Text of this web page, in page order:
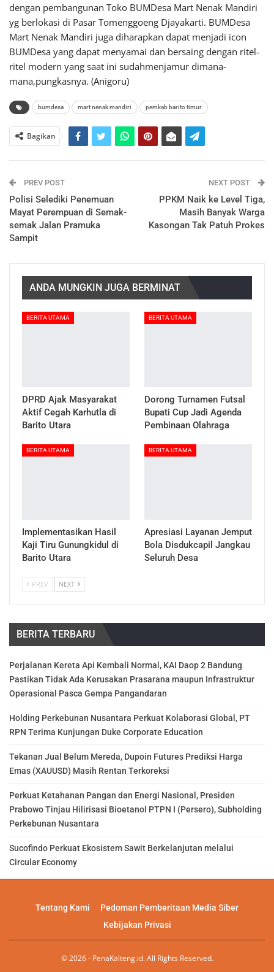
dengan pembangunan Toko BUMDesa Mart Nenak Mandiri
yg berlokasi di Pasar Tomenggoeng Djayakarti. BUMDesa
Mart Nenak Mandiri juga diharapkan dapat menjadi icon
BUMDesa yang dapat menyamai dan bersaing dengan ritel-
ritel modern yang saat ini sudahmenjamur dimana-
mana,pungkasnya. (Anigoru)
bumdesa mart nenak mandiri pemkab barito timur
Bagikan
PREV POST
Polisi Selediki Penemuan
Mayat Perempuan di Semak-
semak Jalan Pramuka
Sampit
NEXT POST
PPKM Naik ke Level Tiga,
Masih Banyak Warga
Kasongan Tak Patuh Prokes
ANDA MUNGKIN JUGA BERMINAT
BERITA UTAMA
DPRD Ajak Masyarakat
Aktif Cegah Karhutla di
Barito Utara
BERITA UTAMA
Dorong Turnamen Futsal
Bupati Cup Jadi Agenda
Pembinaan Olahraga
BERITA UTAMA
Implementasikan Hasil
Kaji Tiru Gunungkidul di
Barito Utara
BERITA UTAMA
Apresiasi Layanan Jemput
Bola Disdukcapil Jangkau
Seluruh Desa
PREV NEXT
BERITA TERBARU
Perjalanan Kereta Api Kembali Normal, KAI Daop 2 Bandung
Pastikan Tidak Ada Kerusakan Prasarana maupun Infrastruktur
Operasional Pasca Gempa Pangandaran
Holding Perkebunan Nusantara Perkuat Kolaborasi Global, PT
RPN Terima Kunjungan Duke Corporate Education
Tekanan Jual Belum Mereda, Dupoin Futures Prediksi Harga
Emas (XAUUSD) Masih Rentan Terkoreksi
Perkuat Ketahanan Pangan dan Energi Nasional, Presiden
Prabowo Tinjau Hilirisasi Bioetanol PTPN I (Persero), Subholding
Perkebunan Nusantara
Sucofindo Perkuat Ekosistem Sawit Berkelanjutan melalui
Circular Economy
Tentang Kami
Pedoman Pemberitaan Media Siber
Kebijakan Privasi
© 2026 - PenaKalteng.id. All Rights Reserved.